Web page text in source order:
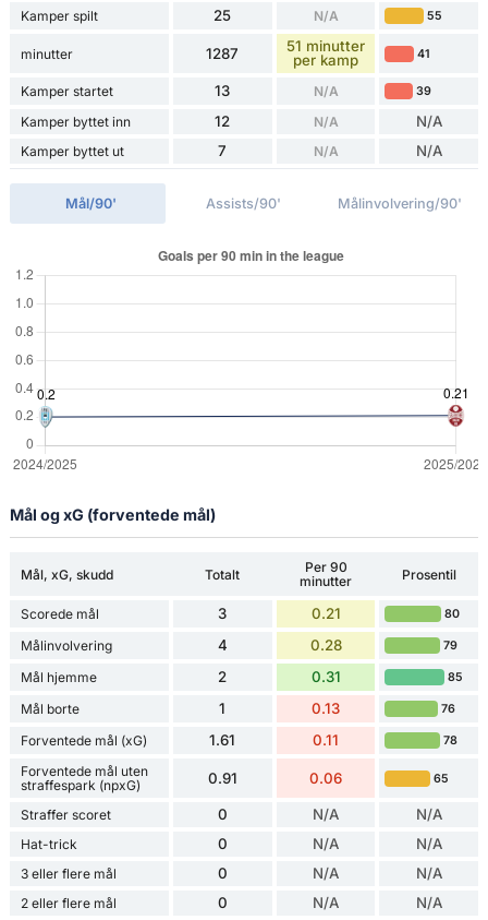
Kamper spilt 25 N/A 55
minutter 1287
51 minutter
per kamp
41
Kamper startet 13 N/A 39
Kamper byttet inn 12 N/A N/A
Kamper byttet ut 7 N/A N/A
Mål/90' Assists/90' Målinvolvering/90'
Mål og xG (forventede mål)
Mål, xG, skudd Totalt
Per 90
minutter
Prosentil
Scorede mål 3 0.21 80
Målinvolvering 4 0.28 79
Mål hjemme 2 0.31 85
Mål borte 1 0.13 76
Forventede mål (xG) 1.61 0.11 78
Forventede mål uten
straffespark (npxG)
0.91 0.06 65
Straffer scoret 0 N/A N/A
Hat-trick 0 N/A N/A
3 eller flere mål 0 N/A N/A
2 eller flere mål 0 N/A N/A